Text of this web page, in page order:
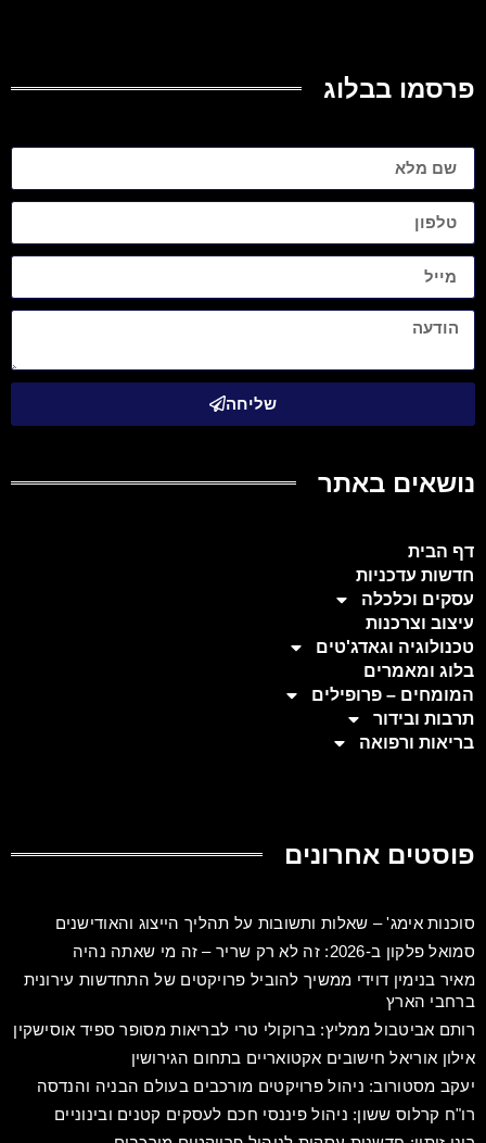
פרסמו בבלוג
שליחה
נושאים באתר
דף הבית
חדשות עדכניות
עסקים וכלכלה
עיצוב וצרכנות
טכנולוגיה וגאדג'טים
בלוג ומאמרים
המומחים – פרופילים
תרבות ובידור
בריאות ורפואה
פוסטים אחרונים
סוכנות אימג' – שאלות ותשובות על תהליך הייצוג והאודישנים
סמואל פלקון ב-2026: זה לא רק שריר – זה מי שאתה נהיה
מאיר בנימין דוידי ממשיך להוביל פרויקטים של התחדשות עירונית
ברחבי הארץ
רותם אביטבול ממליץ: ברוקולי טרי לבריאות מסופר ספיד אוסישקין
אילון אוריאל חישובים אקטואריים בתחום הגירושין
יעקב מסטורוב: ניהול פרויקטים מורכבים בעולם הבניה והנדסה
רו"ח קרלוס ששון: ניהול פיננסי חכם לעסקים קטנים ובינוניים